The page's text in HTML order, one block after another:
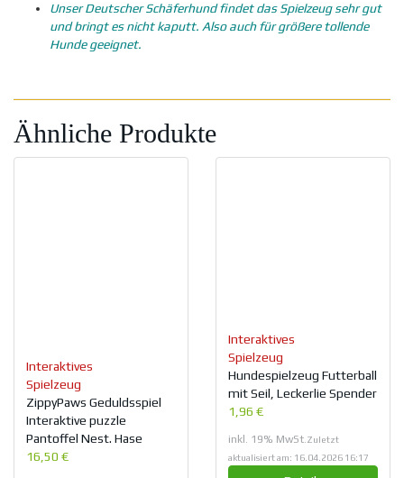
Unser Deutscher Schäferhund findet das Spielzeug sehr gut
und bringt es nicht kaputt. Also auch für größere tollende
Hunde geeignet.
Ähnliche Produkte
Interaktives
Spielzeug
ZippyPaws Geduldsspiel
Interaktive puzzle
Pantoffel Nest. Hase
16,50 €
Interaktives
Spielzeug
Hundespielzeug Futterball
mit Seil, Leckerlie Spender
1,96 €
inkl. 19% MwSt.Zuletzt
aktualisiert am: 16.04.2026 16:17